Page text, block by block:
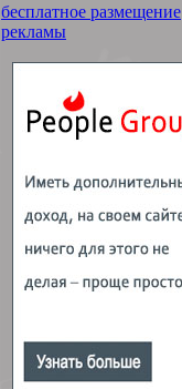
бесплатное размещение
рекламы